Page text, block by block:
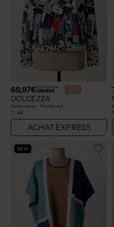
69,97€Prix boutique :
139,95€ -50%
DOLCEZZA
Veste casual - Poches noir
T : 44
ACHAT EXPRESS
NEW